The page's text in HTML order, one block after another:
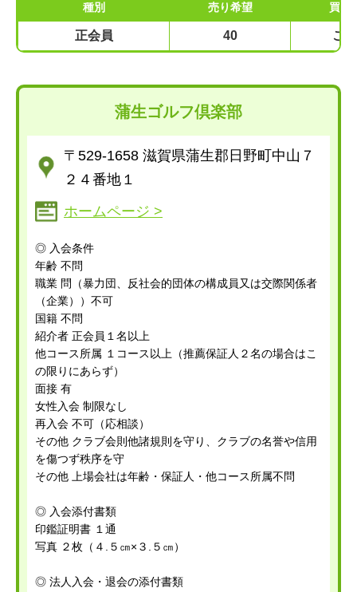
種別 売り希望 買い
正会員 40 ご
蒲生ゴルフ倶楽部
〒529-1658 滋賀県蒲生郡日野町中山７
２４番地１
ホームページ >
◎ 入会条件
年齢 不問
職業 問（暴力団、反社会的団体の構成員又は交際関係者
（企業））不可
国籍 不問
紹介者 正会員１名以上
他コース所属 １コース以上（推薦保証人２名の場合はこ
の限りにあらず）
面接 有
女性入会 制限なし
再入会 不可（応相談）
その他 クラブ会則他諸規則を守り、クラブの名誉や信用
を傷つず秩序を守
その他 上場会社は年齢・保証人・他コース所属不問
◎ 入会添付書類
印鑑証明書 １通
写真 ２枚（４.５㎝×３.５㎝）
◎ 法人入会・退会の添付書類